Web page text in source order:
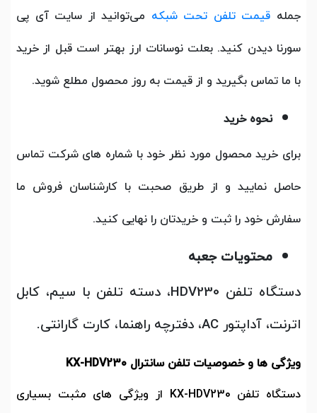
جمله قیمت تلفن تحت شبکه می‌توانید از سایت آی پی
سورنا دیدن کنید. بعلت نوسانات ارز بهتر است قبل از خرید
با ما تماس بگیرید و از قیمت به روز محصول مطلع شوید.
نحوه خرید
برای خرید محصول مورد نظر خود با شماره های شرکت تماس
حاصل نمایید و از طریق صحبت با کارشناسان فروش ما
سفارش خود را ثبت و خریدتان را نهایی کنید.
محتویات جعبه
​​​​​​​دستگاه تلفن HDV230، دسته تلفن با سیم، کابل
اترنت، آداپتور AC، دفترچه راهنما، کارت گارانتی.
ویژگی ها و خصوصیات تلفن سانترال KX-HDV230
دستگاه تلفن KX-HDV230 از ویژگی های مثبت بسیاری